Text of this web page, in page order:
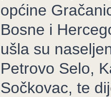
općine
Bosne i
ušla su
Petrovo Selo,
Sočkovac, te